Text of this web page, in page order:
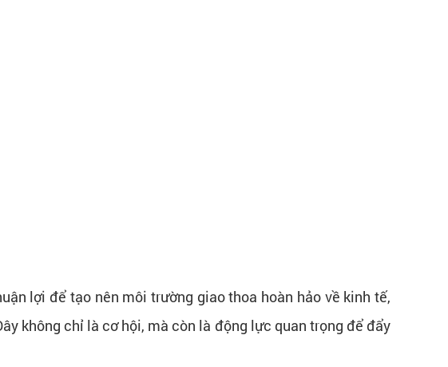
lợi để tạo nên môi trường giao thoa hoàn hảo về kinh tế,
không chỉ là cơ hội, mà còn là động lực quan trọng để đẩy